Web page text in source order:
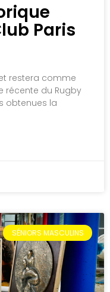
Paris
restera comme
récente du Rugby
obtenues la
SÉNIORS MASCULINS